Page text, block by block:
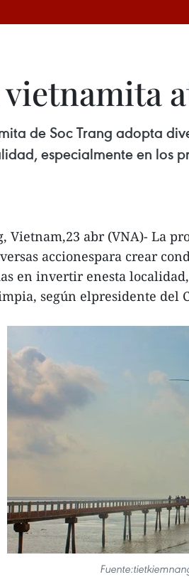
de Soc Trang adopta
especialmente en los
Vietnam,23 abr (VNA)- La
accionespara crear
en invertir enesta
según elpresidente del